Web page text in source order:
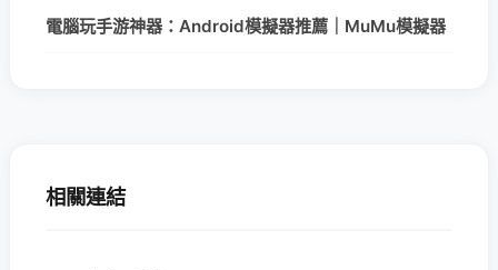
電腦玩手游神器：Android模擬器推薦｜MuMu模擬器
相關連結